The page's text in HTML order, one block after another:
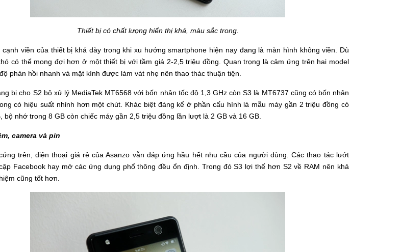
Thiết bị có chất lượng hiển thị khá, màu sắc trong.
cạnh viền của thiết bị khá dày trong khi xu hướng smartphone hiện nay đang là màn hình không viền. Dù
có thể mong đợi hơn ở một thiết bị với tầm giá 2-2,5 triệu đồng. Quan trọng là cảm ứng trên hai model
phản hồi nhanh và mặt kính được làm vát nhẹ nên thao thác thuận tiện.
bị cho S2 bộ xử lý MediaTek MT6568 với bốn nhân tốc độ 1,3 GHz còn S3 là MT6737 cũng có bốn nhân
có hiệu suất nhỉnh hơn một chút. Khác biệt đáng kể ở phần cấu hình là mẫu máy gần 2 triệu đồng có
bộ nhớ trong 8 GB còn chiếc máy gần 2,5 triệu đồng lần lượt là 2 GB và 16 GB.
camera và pin
trên, điện thoại giá rẻ của Asanzo vẫn đáp ứng hầu hết nhu cầu của người dùng. Các thao tác lướt
Facebook hay mở các ứng dụng phổ thông đều ổn định. Trong đó S3 lợi thế hơn S2 về RAM nên khả
cũng tốt hơn.